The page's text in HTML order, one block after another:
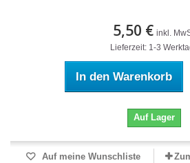
5,50 € inkl.
Lieferzeit: 1-3
In den Warenkorb
Auf Lager
Auf meine Wunschliste